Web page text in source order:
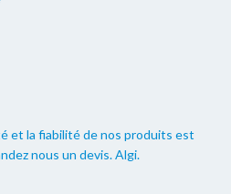
et la fiabilité de nos produits est
nous un devis. Algi.